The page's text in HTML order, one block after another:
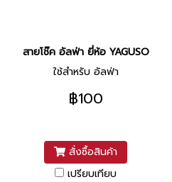
สายโช๊ค อัลฟ่า ยี่ห้อ YAGUSO
ใช้สำหรับ อัลฟ่า
฿100
สั่งซื้อสินค้า
เปรียบเทียบ